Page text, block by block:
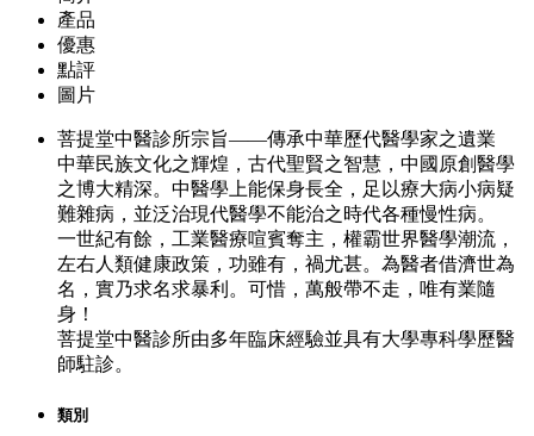
產品
優惠
點評
圖片
菩提堂中醫診所宗旨——傳承中華歷代醫學家之遺業
中華民族文化之輝煌，古代聖賢之智慧，中國原創醫學
之博大精深。中醫學上能保身長全，足以療大病小病疑
難雜病，並泛治現代醫學不能治之時代各種慢性病。
一世紀有餘，工業醫療喧賓奪主，權霸世界醫學潮流，
左右人類健康政策，功雖有，禍尤甚。為醫者借濟世為
名，實乃求名求暴利。可惜，萬般帶不走，唯有業隨
身！
菩提堂中醫診所由多年臨床經驗並具有大學專科學歷醫
師駐診。
類別